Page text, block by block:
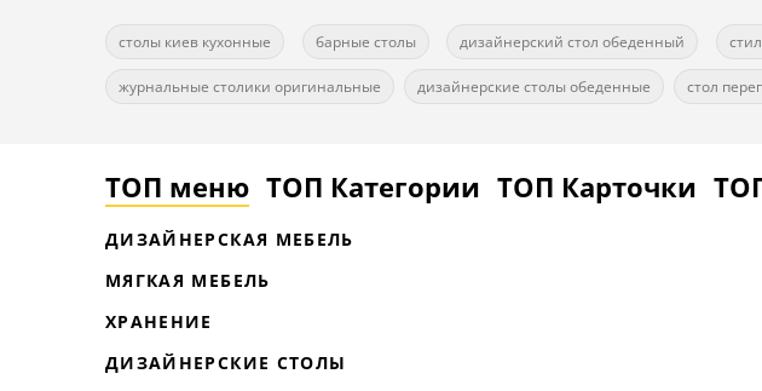
столы киев кухонные барные столы дизайнерский стол обеденный
журнальные столики оригинальные дизайнерские столы обеденные стол
ТОП меню ТОП Категории ТОП Карточки
ДИЗАЙНЕРСКАЯ МЕБЕЛЬ
МЯГКАЯ МЕБЕЛЬ
ХРАНЕНИЕ
ДИЗАЙНЕРСКИЕ СТОЛЫ